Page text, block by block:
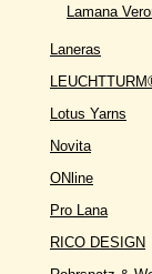
Lamana
Laneras
Lotus Yarns
Novita
ONline
Pro Lana
RICO DESIGN